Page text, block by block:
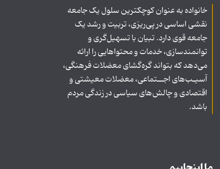
خانواده به عنوان کوچکترین سلول یک جامعه
نقشی اساسی در پی‌ریزی، تربیت و رشد یک
جامعه قوی دارد. تبیان با تسهیل‌گری و
توانمندسازی، خدمات و محتواهایی را ارائه
می‌دهد که بتواند گره‌گشای معضلات فرهنگی،
آسیـب‌های اجــتماعی، معضلات معیشتی و
اقتصادی و چالش‌های سیاسی در زندگی مردم
باشد.